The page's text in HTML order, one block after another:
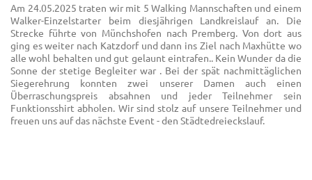
Am 24.05.2025 traten wir mit 5 Walking Mannschaften und einem
Walker-Einzelstarter beim diesjährigen Landkreislauf an. Die
Strecke führte von Münchshofen nach Premberg. Von dort aus
ging es weiter nach Katzdorf und dann ins Ziel nach Maxhütte wo
alle wohl behalten und gut gelaunt eintrafen.. Kein Wunder da die
Sonne der stetige Begleiter war . Bei der spät nachmittäglichen
Siegerehrung konnten zwei unserer Damen auch einen
Überraschungspreis absahnen und jeder Teilnehmer sein
Funktionsshirt abholen. Wir sind stolz auf unsere Teilnehmer und
freuen uns auf das nächste Event - den Städtedreieckslauf.